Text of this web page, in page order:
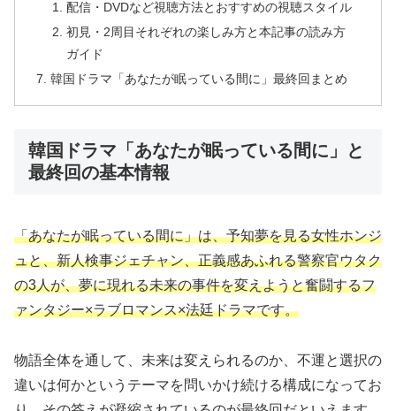
配信・DVDなど視聴方法とおすすめの視聴スタイル
初見・2周目それぞれの楽しみ方と本記事の読み方
ガイド
韓国ドラマ「あなたが眠っている間に」最終回まとめ
韓国ドラマ「あなたが眠っている間に」と
最終回の基本情報
「あなたが眠っている間に」は、予知夢を見る女性ホンジ
ュと、新人検事ジェチャン、正義感あふれる警察官ウタク
の3人が、夢に現れる未来の事件を変えようと奮闘するフ
ァンタジー×ラブロマンス×法廷ドラマです。
物語全体を通して、未来は変えられるのか、不運と選択の
違いは何かというテーマを問いかけ続ける構成になってお